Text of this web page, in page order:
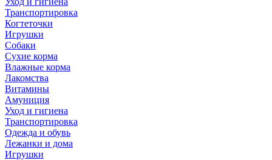
Транспортировка
Когтеточки
Игрушки
Собаки
Сухие корма
Влажные корма
Лакомства
Витамины
Амуниция
Уход и гигиена
Транспортировка
Одежда и обувь
Лежанки и дома
Игрушки